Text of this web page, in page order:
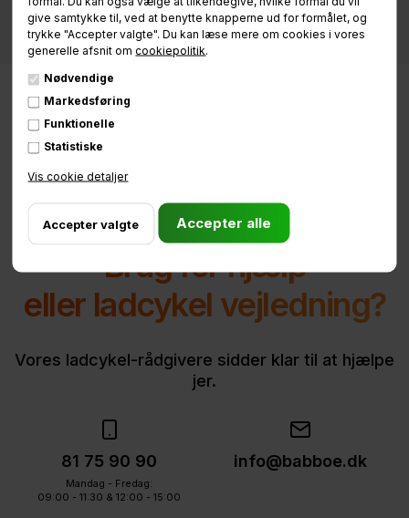
give samtykke til, ved at benytte knapperne ud for formålet, og
trykke "Accepter valgte". Du kan læse mere om cookies i vores
generelle afsnit omcookiepolitik.
Nødvendige
Markedsføring
Funktionelle
Statistiske
Vis cookie detaljer
Brug for hjælp
eller ladcykel vejledning?
Vores ladcykel-rådgivere sidder klar til at hjælpe
jer.
81 75 90 90
Mandag - Fredag:
09:00 - 11:30 & 12:00 - 15:00
info@babboe.dk